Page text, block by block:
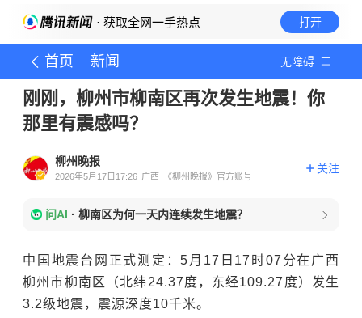
· 获取全网一手热点 打开
首页 新闻 无障碍
刚刚，柳州市柳南区再次发生地震！你
那里有震感吗？
柳州晚报
2026年5月17日17:26 广西 《柳州晚报》官方账号
关注
问AI · 柳南区为何一天内连续发生地震？
中国地震台网正式测定：5月17日17时07分在广西
柳州市柳南区（北纬24.37度，东经109.27度）发生
3.2级地震，震源深度10千米。